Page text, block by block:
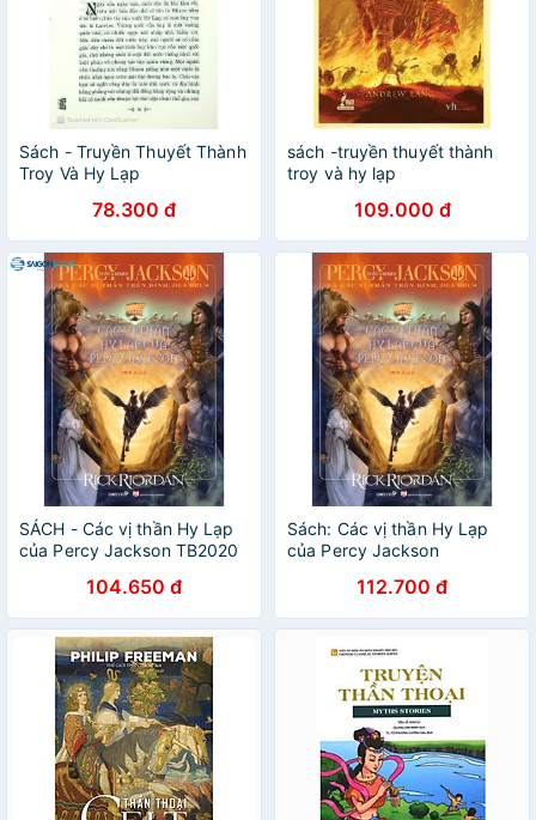
Sách - Truyền Thuyết Thành
Troy Và Hy Lạp
78.300 đ
sách -truyền thuyết thành
troy và hy lạp
109.000 đ
SÁCH - Các vị thần Hy Lạp
của Percy Jackson TB2020
Jackson và các vị thần trên
đỉnh Olympus
104.650 đ
Sách: Các vị thần Hy Lạp
của Percy Jackson
Jackson và các vị thần trên
đỉnh Olympus)
112.700 đ